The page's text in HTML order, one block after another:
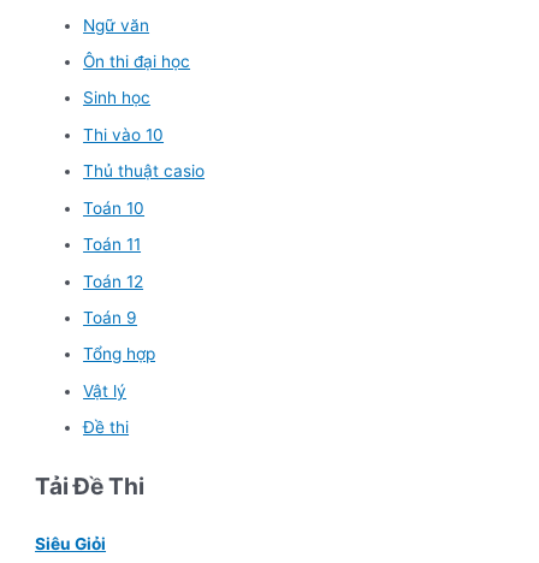
Ngữ văn
Ôn thi đại học
Sinh học
Thi vào 10
Thủ thuật casio
Toán 10
Toán 11
Toán 12
Toán 9
Tổng hợp
Vật lý
Đề thi
Tải Đề Thi
Siêu Giỏi